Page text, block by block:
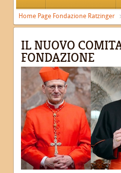
Home Page Fondazione Ratzinger
IL NUOVO
FONDAZIONE